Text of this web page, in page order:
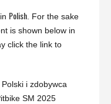
Polish. For the sake
is shown below in
click the link to
i zdobywca
SM 2025